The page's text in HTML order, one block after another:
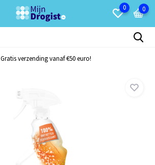
0 0
Gratis verzending vanaf €50 euro!